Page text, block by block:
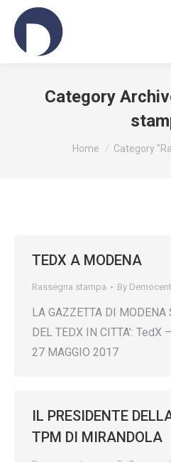
Category
You are here:
Home Category
TEDX A MODENA
Rassegna stampa By
LA GAZZETTA DI MODENA
DEL TEDX IN CITTA’:
27 MAGGIO 2017
IL PRESIDENTE
TPM DI MIRANDOLA